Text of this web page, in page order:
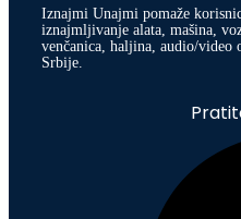
Iznajmi Unajmi pomaže
iznajmljivanje alata, mašina,
venčanica, haljina, audio/
Srbije.